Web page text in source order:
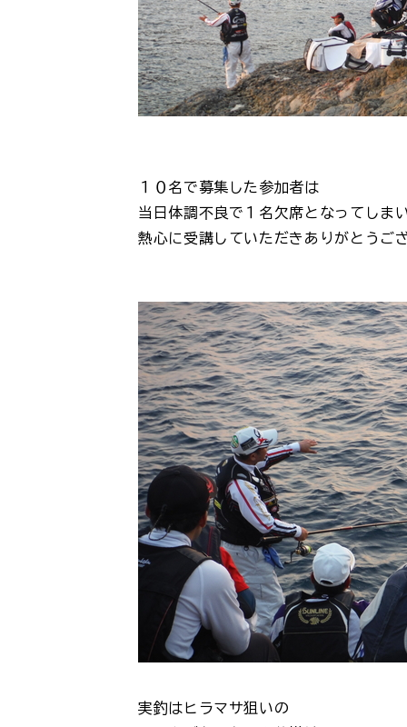
１０名で募集した参加者は
当日体調不良で１名欠席となってしま
熱心に受講していただきありがとうご
実釣はヒラマサ狙いの